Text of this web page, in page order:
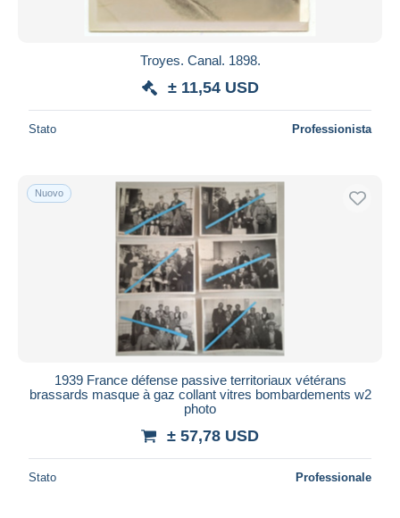
Troyes. Canal. 1898.
± 11,54 USD
Stato Professionista
Nuovo
1939 France défense passive territoriaux vétérans
brassards masque à gaz collant vitres bombardements w2
photo
± 57,78 USD
Stato Professionale